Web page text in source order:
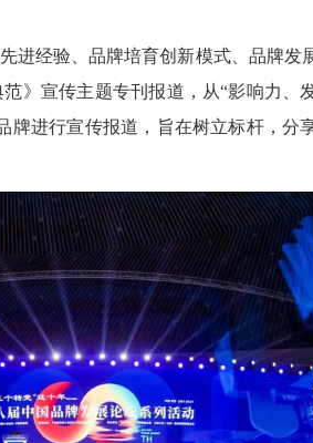
进经验、品牌培育创新模式、品牌发
》宣传主题专刊报道，从“影响力、
牌进行宣传报道，旨在树立标杆，分